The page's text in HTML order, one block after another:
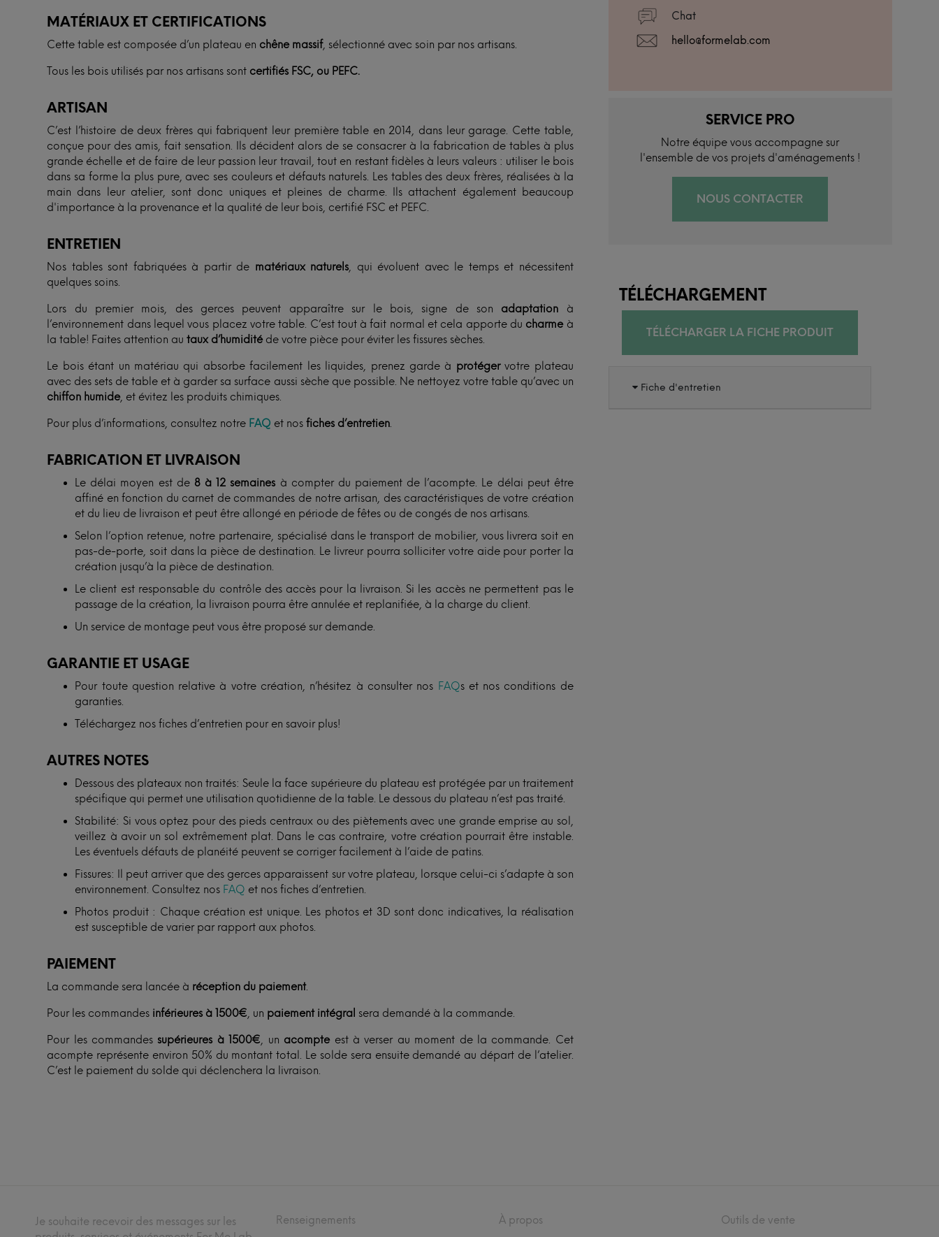
MATÉRIAUX ET CERTIFICATIONS
Cette table est composée d’un plateau en chêne massif, sélectionné avec soin par nos artisans.
Tous les bois utilisés par nos artisans sont certifiés FSC, ou PEFC.
ARTISAN
C’est l’histoire de deux frères qui fabriquent leur première table en 2014, dans leur garage. Cette table,
conçue pour des amis, fait sensation. Ils décident alors de se consacrer à la fabrication de tables à plus
grande échelle et de faire de leur passion leur travail, tout en restant fidèles à leurs valeurs : utiliser le bois
dans sa forme la plus pure, avec ses couleurs et défauts naturels. Les tables des deux frères, réalisées à la
main dans leur atelier, sont donc uniques et pleines de charme. Ils attachent également beaucoup
d'importance à la provenance et la qualité de leur bois, certifié FSC et PEFC.
ENTRETIEN
Nos tables sont fabriquées à partir de matériaux naturels, qui évoluent avec le temps et nécessitent
quelques soins.
Lors du premier mois, des gerces peuvent apparaître sur le bois, signe de son adaptation à
l’environnement dans lequel vous placez votre table. C’est tout à fait normal et cela apporte du charmeà
la table! Faites attention autaux d’humiditéde votre pièce pour éviter les fissures sèches.
Le bois étant un matériau qui absorbe facilement les liquides, prenez garde à protégervotre plateau
avec des sets de table et à garder sa surface aussi sèche que possible. Ne nettoyez votre table qu’avec un
chiffon humide, et évitez les produits chimiques.
Pour plus d’informations, consultez notre FAQ et nosfiches d’entretien.
FABRICATION ET LIVRAISON
Le délai moyen est de 8 à 12 semaines à compter du paiement de l’acompte. Le délai peut être
affiné en fonction du carnet de commandes de notre artisan, des caractéristiques de votre création
et du lieu de livraison et peut être allongé en période de fêtes ou de congés de nos artisans.
Selon l’option retenue, notre partenaire, spécialisé dans le transport de mobilier, vous livrera soit en
pas-de-porte, soit dans la pièce de destination. Le livreur pourra solliciter votre aide pour porter la
création jusqu’à la pièce de destination.
Le client est responsable du contrôle des accès pour la livraison. Si les accès ne permettent pas le
passage de la création, la livraison pourra être annulée et replanifiée, à la charge du client.
Un service de montage peut vous être proposé sur demande.
GARANTIE ET USAGE
Pour toute question relative à votre création, n’hésitez à consulter nos FAQs et nos conditions de
garanties.
Téléchargez nos fiches d’entretien pour en savoir plus!
AUTRES NOTES
Dessous des plateaux non traités: Seule la face supérieure du plateau est protégée par un traitement
spécifique qui permet une utilisation quotidienne de la table. Le dessous du plateau n’est pas traité.
Stabilité: Si vous optez pour des pieds centraux ou des piètements avec une grande emprise au sol,
veillez à avoir un sol extrêmement plat. Dans le cas contraire, votre création pourrait être instable.
Les éventuels défauts de planéité peuvent se corriger facilement à l’aide de patins.
Fissures: Il peut arriver que des gerces apparaissent sur votre plateau, lorsque celui-ci s’adapte à son
environnement. Consultez nos FAQ et nos fiches d’entretien.
Photos produit : Chaque création est unique. Les photos et 3D sont donc indicatives, la réalisation
est susceptible de varier par rapport aux photos.
PAIEMENT
La commande sera lancée à réception du paiement.
Pour les commandes inférieures à 1500€, un paiement intégral sera demandé à la commande.
Pour les commandes supérieures à 1500€, un acompteest à verser au moment de la commande. Cet
acompte représente environ 50% du montant total. Le solde sera ensuite demandé au départ de l’atelier.
C’est le paiement du solde qui déclenchera la livraison.
Chat
hello@formelab.com
SERVICE PRO
Notre équipe vous accompagne sur
l'ensemble de vos projets d'aménagements !
NOUS CONTACTER
TÉLÉCHARGEMENT
TÉLÉCHARGER LA FICHE PRODUIT
Fiche d'entretien
Je souhaite recevoir des messages sur les
Renseignements À propos Outils de vente